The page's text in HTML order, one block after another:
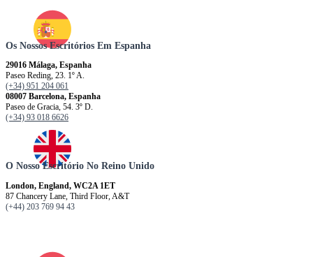
Os Nossos Escritórios Em Espanha
29016 Málaga, Espanha
Paseo Reding, 23. 1º A.
(+34) 951 204 061
08007 Barcelona, ​​​​​Espanha
Paseo de Gracia, 54. 3º D.
(+34) 93 018 6626
O Nosso Escritório No Reino Unido
London, England, WC2A 1ET
87 Chancery Lane, Third Floor, A&T
(+44) 203 769 94 43